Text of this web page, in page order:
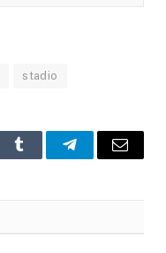
stadio
Tumblr TelegramEmail